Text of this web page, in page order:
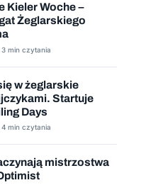
Kieler Woche –
Żeglarskiego
3 min czytania
w żeglarskie
Startuje
Days
4 min czytania
mistrzostwa